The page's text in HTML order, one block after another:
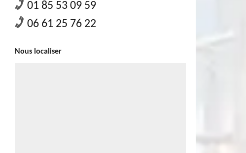
01 85 53 09 59
06 61 25 76 22
Nous localiser